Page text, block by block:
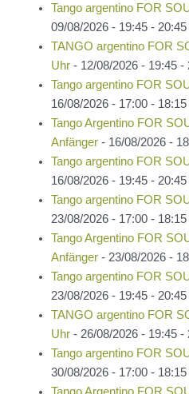
Tango argentino FOR
09/08/2026 - 19:45 - 20:45
TANGO argentino FOR
Uhr- 12/08/2026 - 19:45 -
Tango argentino FOR
16/08/2026 - 17:00 - 18:15
Tango Argentino FOR
Anfänger- 16/08/2026 -
Tango argentino FOR
16/08/2026 - 19:45 - 20:45
Tango argentino FOR
23/08/2026 - 17:00 - 18:15
Tango Argentino FOR
Anfänger- 23/08/2026 -
Tango argentino FOR
23/08/2026 - 19:45 - 20:45
TANGO argentino FOR
Uhr- 26/08/2026 - 19:45 -
Tango argentino FOR
30/08/2026 - 17:00 - 18:15